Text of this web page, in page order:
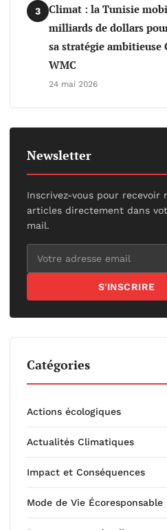
3
Climat : la Tunisie
milliards de dollars
sa stratégie ambitieuse
WMC
24 mai 2026
Newsletter
Inscrivez-vous pour recevoir
articles directement dans
mail.
S'INSCRIRE
Catégories
Actions écologiques
Actualités Climatiques
Impact et Conséquences
Mode de Vie Écoresponsable